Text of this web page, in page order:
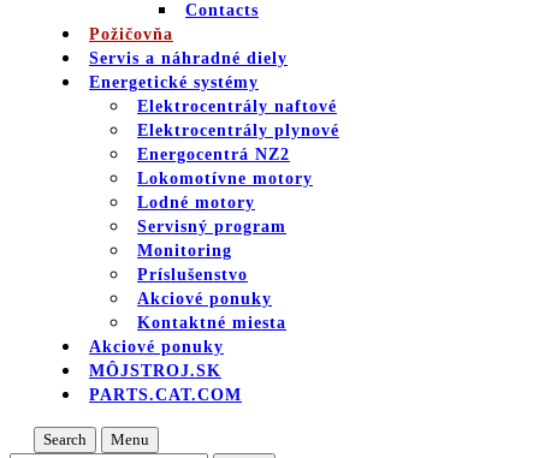
Contacts
Požičovňa
Servis a náhradné diely
Energetické systémy
Elektrocentrály naftové
Elektrocentrály plynové
Energocentrá NZ2
Lokomotívne motory
Lodné motory
Servisný program
Monitoring
Príslušenstvo
Akciové ponuky
Kontaktné miesta
Akciové ponuky
MÔJSTROJ.SK
PARTS.CAT.COM
Search Menu